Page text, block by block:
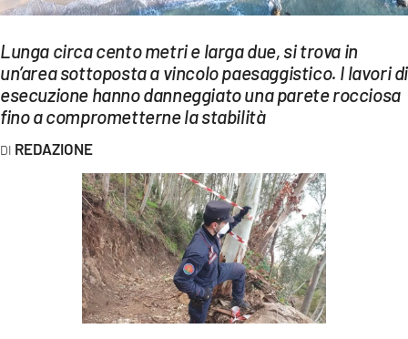
LAC TV
LAC NETWORK
LAC ONAIR
LaC
Network
LACPLAY.IT
LACONAIR.IT
LACITYMAG.IT
Lunga circa cento metri e larga due, si trova in
un’area sottoposta a vincolo paesaggistico. I lavori di
esecuzione hanno danneggiato una parete rocciosa
fino a comprometterne la stabilità
REDAZIONE